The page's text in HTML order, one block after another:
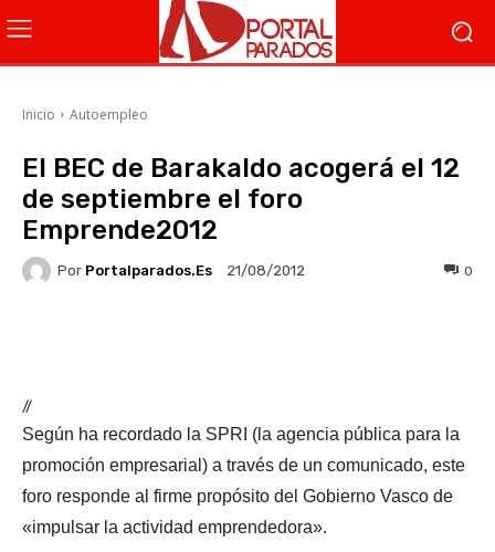
Inicio Autoempleo
El BEC de Barakaldo acogerá el 12
de septiembre el foro
Emprende2012
Por Portalparados.es 21/08/2012 0
//
Según ha recordado la SPRI (la agencia pública para la
promoción empresarial) a través de un comunicado, este
foro responde al firme propósito del Gobierno Vasco de
«impulsar la actividad emprendedora».